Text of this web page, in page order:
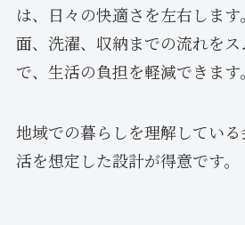
は、日々の快適さを左右しま
面、洗濯、収納までの流れをス
で、生活の負担を軽減できます。
地域での暮らしを理解してい
活を想定した設計が得意です。